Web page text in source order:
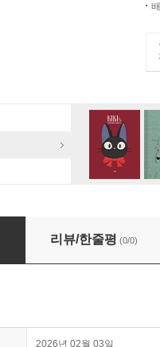
리뷰/한줄평 (0/0)
2026년 02월 03일